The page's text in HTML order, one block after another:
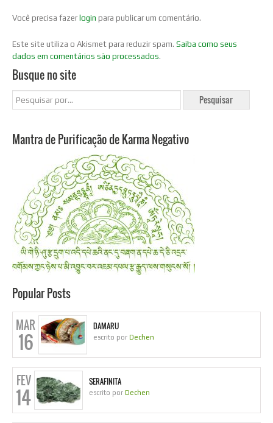
Você precisa fazer login para publicar um comentário.
Este site utiliza o Akismet para reduzir spam. Saiba como seus
dados em comentários são processados.
Busque no site
Mantra de Purificação de Karma Negativo
Popular Posts
MAR
16
DAMARU
escrito por Dechen
FEV
14
SERAFINITA
escrito por Dechen